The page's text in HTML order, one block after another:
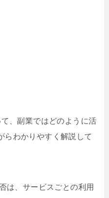
、副業ではどのように活
らわかりやすく解説して
は、サービスごとの利用